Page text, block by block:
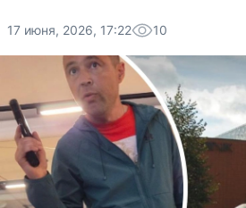
17 июня, 2026, 17:22 10